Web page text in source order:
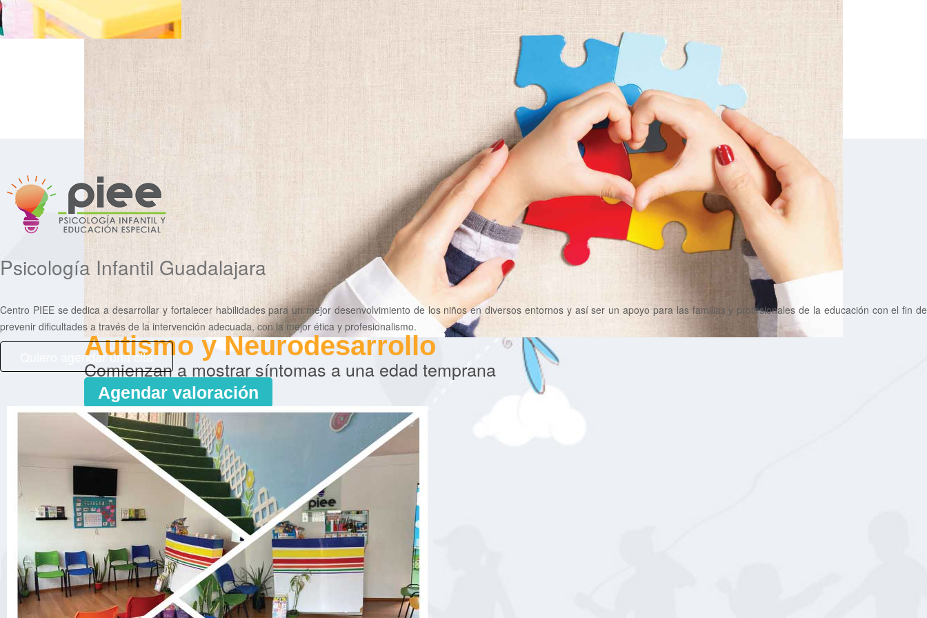
Autismo y Neurodesarrollo
Comienzan a mostrar síntomas a una edad temprana
Agendar valoración
Psicología Infantil Guadalajara
Centro PIEE se dedica a desarrollar y fortalecer habilidades para un mejor desenvolvimiento de los niños en diversos entornos y así ser un apoyo para las familias y profesionales de la educación con el fin de
prevenir dificultades a través de la intervención adecuada, con la mejor ética y profesionalismo.
Quiero agendar una cita